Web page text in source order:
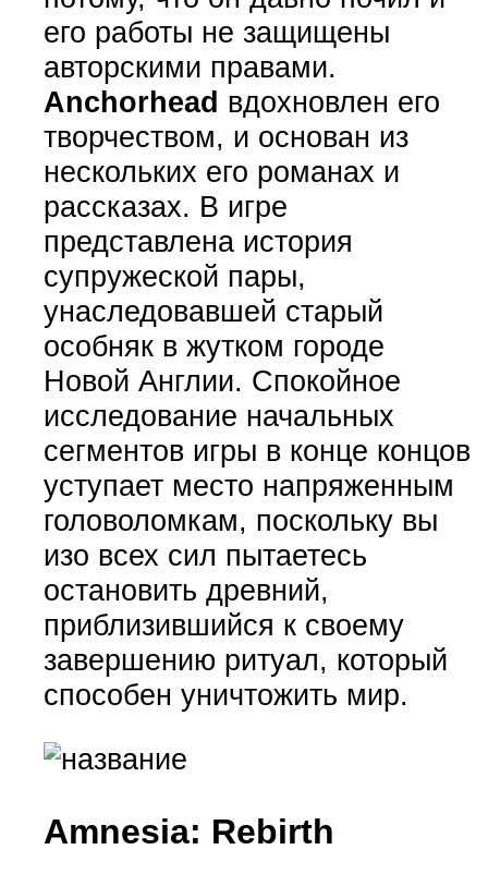
его работы не защищены
авторскими правами.
Anchorhead вдохновлен его
творчеством, и основан из
нескольких его романах и
рассказах. В игре
представлена история
супружеской пары,
унаследовавшей старый
особняк в жутком городе
Новой Англии. Спокойное
исследование начальных
сегментов игры в конце концов
уступает место напряженным
головоломкам, поскольку вы
изо всех сил пытаетесь
остановить древний,
приблизившийся к своему
завершению ритуал, который
способен уничтожить мир.
Amnesia: Rebirth